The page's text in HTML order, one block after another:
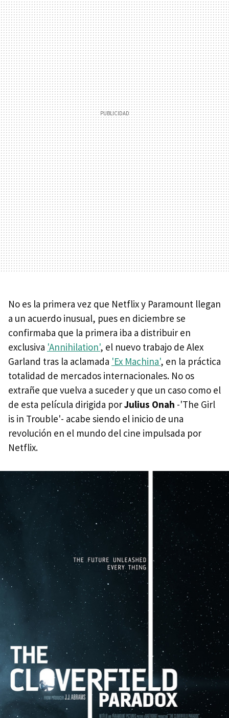
No es la primera vez que Netflix y Paramount llegan
a un acuerdo inusual, pues en diciembre se
confirmaba que la primera iba a distribuir en
exclusiva 'Annihilation', el nuevo trabajo de Alex
Garland tras la aclamada 'Ex Machina', en la práctica
totalidad de mercados internacionales. No os
extrañe que vuelva a suceder y que un caso como el
de esta película dirigida porJulius Onah -'The Girl
is in Trouble'- acabe siendo el inicio de una
revolución en el mundo del cine impulsada por
Netflix.